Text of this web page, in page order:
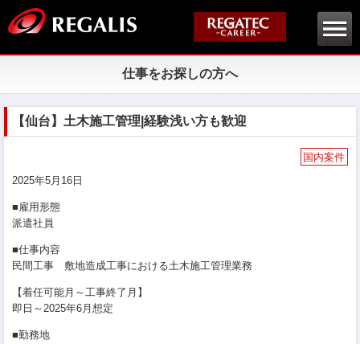
仕事をお探しの方へ
【仙台】土木施工管理|経験浅い方も歓迎
国内案件
2025年5月16日
■雇用形態
派遣社員
■仕事内容
民間工事 敷地造成工事における土木施工管理業務
【着任可能月～工事終了月】
即日～2025年6月想定
■勤務地